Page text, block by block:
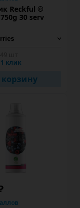
Reckful ®
30 serv
клик
корзину